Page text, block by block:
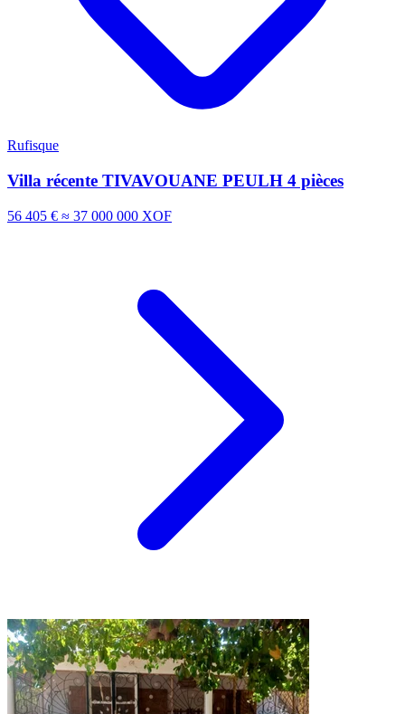
Rufisque
Villa récente TIVAVOUANE PEULH 4 pièces
56 405 € ≈ 37 000 000 XOF